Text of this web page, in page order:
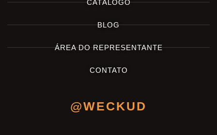
CATÁLOGO
BLOG
ÁREA DO REPRESENTANTE
CONTATO
@WECKUD